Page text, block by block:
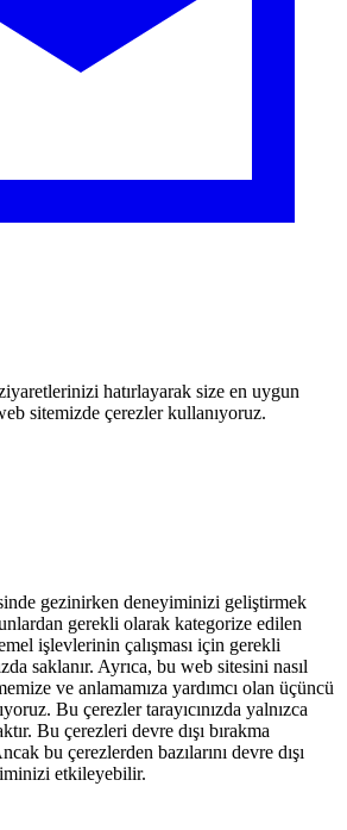
hatırlayarak size en uygun
sitemizde çerezler kullanıyoruz.
gezinirken deneyiminizi geliştirmek
gerekli olarak kategorize edilen
işlevlerinin çalışması için gerekli
saklanır. Ayrıca, bu web sitesini nasıl
ve anlamamıza yardımcı olan üçüncü
Bu çerezler tarayıcınızda yalnızca
Bu çerezleri devre dışı bırakma
bu çerezlerden bazılarını devre dışı
etkileyebilir.